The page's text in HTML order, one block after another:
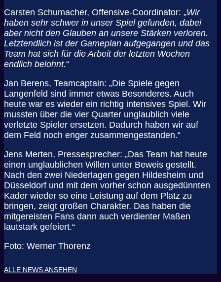
Carsten Schumacher, Offensive-Coordinator: „Wir
haben sehr schwer in unser Spiel gefunden, dabei
aber nicht den Glauben an unsere Stärken verloren.
Letztendlich ist der Gameplan aufgegangen und das
Team hat sich für die Arbeit der letzten Wochen
endlich belohnt.“
Jan Berens, Teamcaptain: „Die Spiele gegen
Langenfeld sind immer etwas Besonderes. Auch
heute war es wieder ein richtig intensives Spiel. Wir
mussten über die vier Quarter unglaublich viele
verletzte Spieler ersetzen. Dadurch haben wir auf
dem Feld noch enger zusammengestanden.“
Jens Merten, Pressesprecher: „Das Team hat heute
einen unglaublichen Willen unter Beweis gestellt.
Nach den zwei Niederlagen gegen Hildesheim und
Düsseldorf und mit dem vorher schon ausgedünnten
Kader wieder so eine Leistung auf dem Platz zu
bringen, zeigt großen Charakter. Das haben die
mitgereisten Fans dann auch verdienter Maßen
lautstark gefeiert.“
Foto: Werner Thorenz
ALLE NEWS ANSEHEN